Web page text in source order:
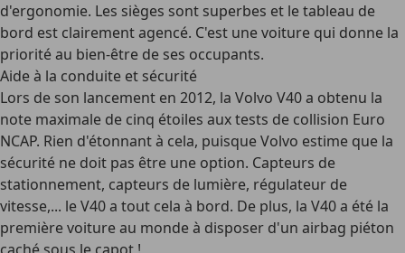
d'ergonomie. Les sièges sont superbes et le tableau de
bord est clairement agencé. C'est une voiture qui donne la
priorité au bien-être de ses occupants.
Aide à la conduite et sécurité
Lors de son lancement en 2012, la Volvo V40 a obtenu la
note maximale de cinq étoiles aux tests de collision Euro
NCAP. Rien d'étonnant à cela, puisque Volvo estime que la
sécurité ne doit pas être une option. Capteurs de
stationnement, capteurs de lumière, régulateur de
vitesse,... le V40 a tout cela à bord. De plus, la V40 a été la
première voiture au monde à disposer d'un airbag piéton